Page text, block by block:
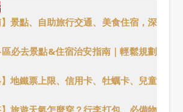
】景點、自助旅行交通、美食住宿，深
區必去景點&住宿治安指南｜輕鬆規劃
】地鐵票上限、信用卡、牡蠣卡、兒童
】旅遊天氣怎麼穿？行李打包、必備物